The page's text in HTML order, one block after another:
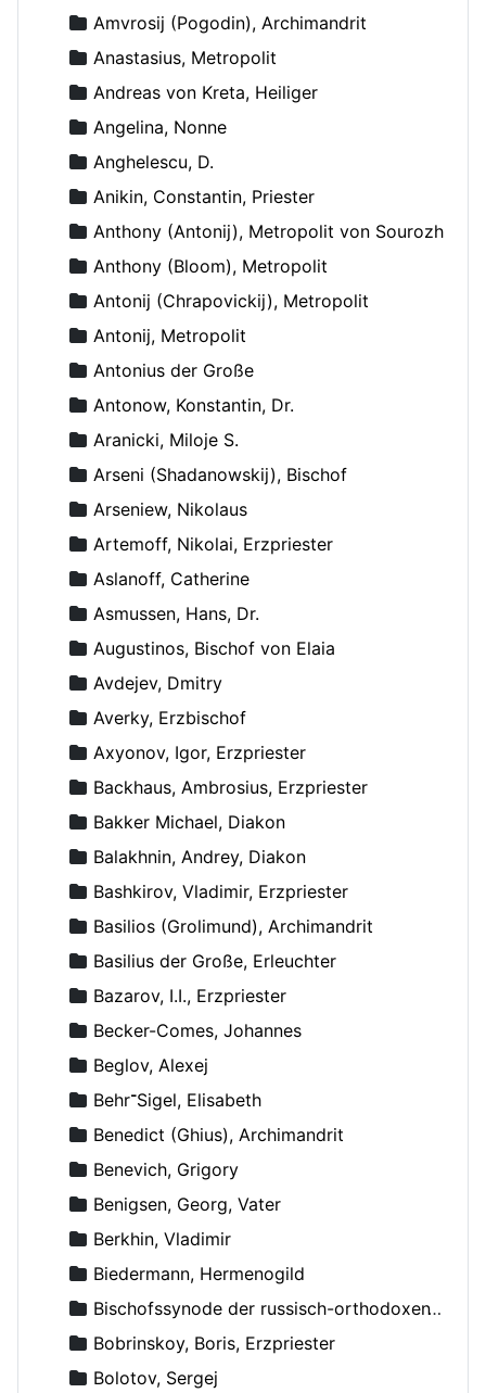
Amvrosij (Pogodin), Archimandrit
Anastasius, Metropolit
Andreas von Kreta, Heiliger
Angelina, Nonne
Anghelescu, D.
Anikin, Constantin, Priester
Anthony (Antonij), Metropolit von Sourozh
Anthony (Bloom), Metropolit
Antonij (Chrapovickij), Metropolit
Antonij, Metropolit
Antonius der Große
Antonow, Konstantin, Dr.
Aranicki, Miloje S.
Arseni (Shadanowskij), Bischof
Arseniew, Nikolaus
Artemoff, Nikolai, Erzpriester
Aslanoff, Catherine
Asmussen, Hans, Dr.
Augustinos, Bischof von Elaia
Avdejev, Dmitry
Averky, Erzbischof
Axyonov, Igor, Erzpriester
Backhaus, Ambrosius, Erzpriester
Bakker Michael, Diakon
Balakhnin, Andrey, Diakon
Bashkirov, Vladimir, Erzpriester
Basilios (Grolimund), Archimandrit
Basilius der Große, Erleuchter
Bazarov, I.I., Erzpriester
Becker-Comes, Johannes
Beglov, Alexej
Behr־Sigel, Elisabeth
Benedict (Ghius), Archimandrit
Benevich, Grigory
Benigsen, Georg, Vater
Berkhin, Vladimir
Biedermann, Hermenogild
Bischofssynode der russisch-orthodoxen Kirche
Bobrinskoy, Boris, Erzpriester
Bolotov, Sergej